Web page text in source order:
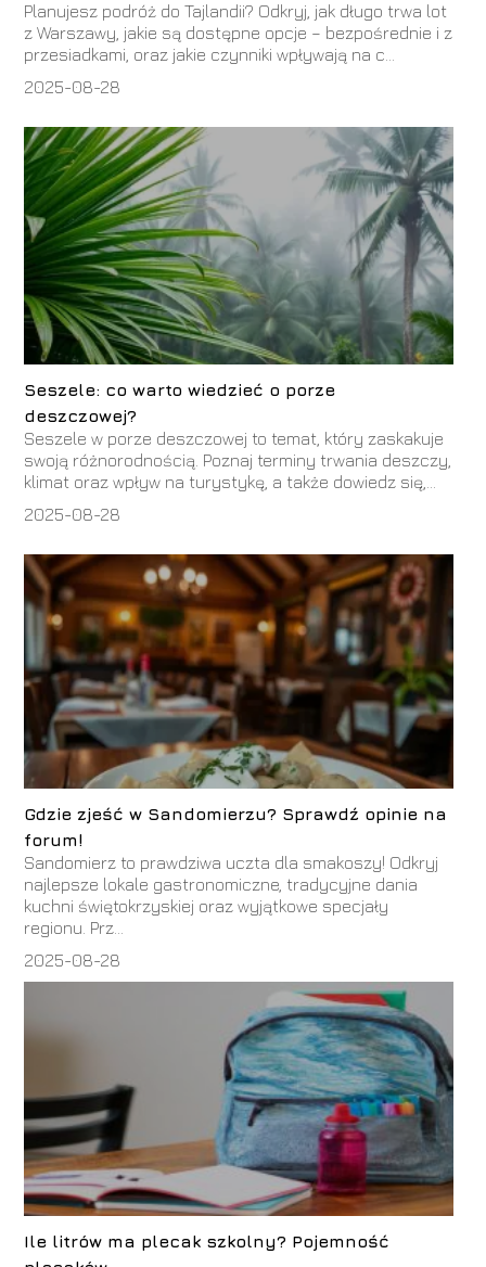
Planujesz podróż do Tajlandii? Odkryj, jak długo trwa lot
z Warszawy, jakie są dostępne opcje – bezpośrednie i z
przesiadkami, oraz jakie czynniki wpływają na c...
2025-08-28
Seszele: co warto wiedzieć o porze
deszczowej?
Seszele w porze deszczowej to temat, który zaskakuje
swoją różnorodnością. Poznaj terminy trwania deszczy,
klimat oraz wpływ na turystykę, a także dowiedz się,...
2025-08-28
Gdzie zjeść w Sandomierzu? Sprawdź opinie na
forum!
Sandomierz to prawdziwa uczta dla smakoszy! Odkryj
najlepsze lokale gastronomiczne, tradycyjne dania
kuchni świętokrzyskiej oraz wyjątkowe specjały
regionu. Prz...
2025-08-28
Ile litrów ma plecak szkolny? Pojemność